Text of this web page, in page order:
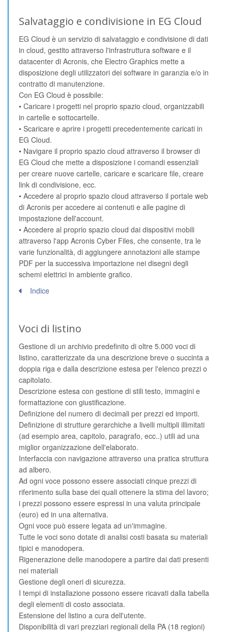
Salvataggio e condivisione in EG Cloud
EG Cloud è un servizio di salvataggio e condivisione di dati
in cloud, gestito attraverso l'infrastruttura software e il
datacenter di Acronis, che Electro Graphics mette a
disposizione degli utilizzatori dei software in garanzia e/o in
contratto di manutenzione.
Con EG Cloud è possibile:
• Caricare i progetti nel proprio spazio cloud, organizzabili
in cartelle e sottocartelle.
• Scaricare e aprire i progetti precedentemente caricati in
EG Cloud.
• Navigare il proprio spazio cloud attraverso il browser di
EG Cloud che mette a disposizione i comandi essenziali
per creare nuove cartelle, caricare e scaricare file, creare
link di condivisione, ecc.
• Accedere al proprio spazio cloud attraverso il portale web
di Acronis per accedere ai contenuti e alle pagine di
impostazione dell'account.
• Accedere al proprio spazio cloud dai dispositivi mobili
attraverso l'app Acronis Cyber Files, che consente, tra le
varie funzionalità, di aggiungere annotazioni alle stampe
PDF per la successiva importazione nei disegni degli
schemi elettrici in ambiente grafico.
Indice
Voci di listino
Gestione di un archivio predefinito di oltre 5.000 voci di
listino, caratterizzate da una descrizione breve o succinta a
doppia riga e dalla descrizione estesa per l'elenco prezzi o
capitolato.
Descrizione estesa con gestione di stili testo, immagini e
formattazione con giustificazione.
Definizione del numero di decimali per prezzi ed importi.
Definizione di strutture gerarchiche a livelli multipli illimitati
(ad esempio area, capitolo, paragrafo, ecc..) utili ad una
miglior organizzazione dell'elaborato.
Interfaccia con navigazione attraverso una pratica struttura
ad albero.
Ad ogni voce possono essere associati cinque prezzi di
riferimento sulla base dei quali ottenere la stima del lavoro;
i prezzi possono essere espressi in una valuta principale
(euro) ed in una alternativa.
Ogni voce può essere legata ad un'immagine.
Tutte le voci sono dotate di analisi costi basata su materiali
tipici e manodopera.
Rigenerazione delle manodopere a partire dai dati presenti
nei materiali
Gestione degli oneri di sicurezza.
I tempi di installazione possono essere ricavati dalla tabella
degli elementi di costo associata.
Estensione del listino a cura dell'utente.
Disponibilità di vari prezziari regionali della PA (18 regioni)